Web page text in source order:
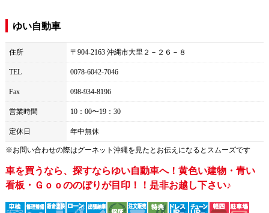
ゆい自動車
住所 〒904-2163 沖縄市大里２－２６－８
TEL 0078-6042-7046
Fax 098-934-8196
営業時間 10：00〜19：30
定休日 年中無休
※お問い合わせの際はグーネット沖縄を見たとお伝えになるとスムーズです
車を買うなら、探すならゆい自動車へ！黄色い建物・青い
看板・Ｇｏｏののぼりが目印！！是非お越し下さい♪